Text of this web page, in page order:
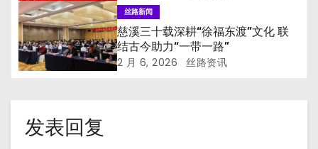
丝路新闻
慈溪三十载深耕“徐福东渡”文化 联
结古今助力“一带一路”
2 月 6, 2026 丝路资讯
发表回复